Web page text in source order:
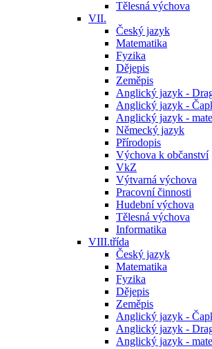
Tělesná výchova
VII.
Český jazyk
Matematika
Fyzika
Dějepis
Zeměpis
Anglický jazyk -
Anglický jazyk -
Anglický jazyk -
Německý jazyk
Přírodopis
Výchova k občanství
VkZ
Výtvarná výchova
Pracovní činnosti
Hudební výchova
Tělesná výchova
Informatika
VIII.třída
Český jazyk
Matematika
Fyzika
Dějepis
Zeměpis
Anglický jazyk -
Anglický jazyk -
Anglický jazyk -